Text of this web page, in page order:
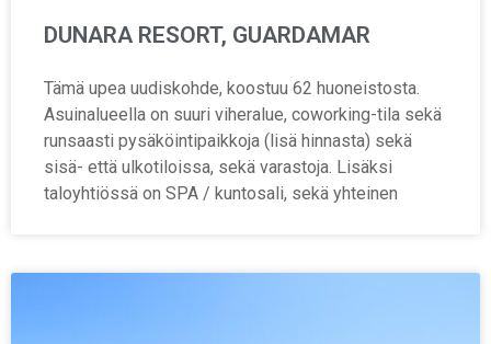
DUNARA RESORT, GUARDAMAR
Tämä upea uudiskohde, koostuu 62 huoneistosta.
Asuinalueella on suuri viheralue, coworking-tila sekä
runsaasti pysäköintipaikkoja (lisä hinnasta) sekä
sisä- että ulkotiloissa, sekä varastoja. Lisäksi
taloyhtiössä on SPA / kuntosali, sekä yhteinen